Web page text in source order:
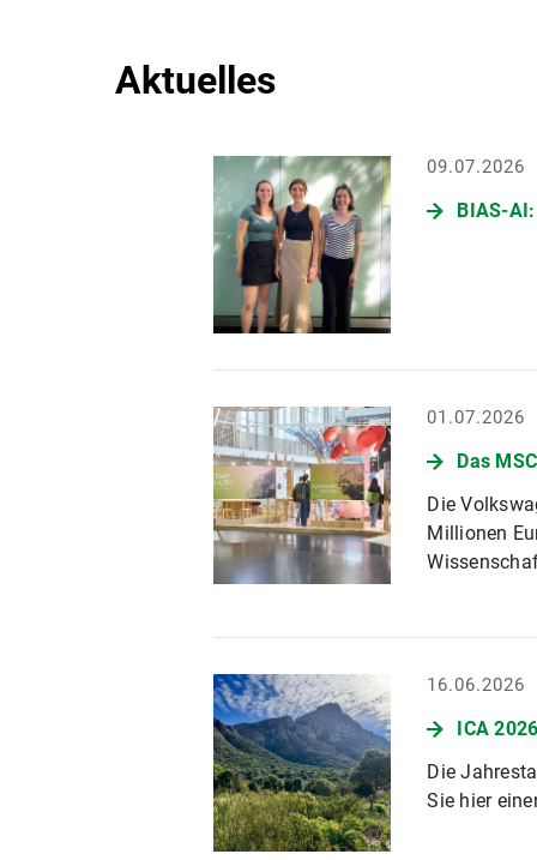
Aktuelles
09.07.2026
BIAS-
01.07.2026
Das
Die
Millionen
16.06.2026
ICA
Die
Sie hier